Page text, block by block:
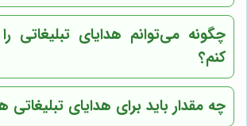
چگونه می‌توانم هدایای تبلیغاتی
کنم؟
چه مقدار باید برای هدایای تبلیغاتی